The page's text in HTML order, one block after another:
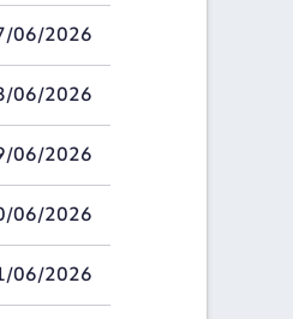
06/2026
06/2026
06/2026
06/2026
06/2026